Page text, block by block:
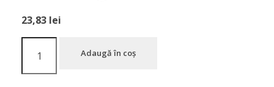
23,83 lei
Adaugă în coș